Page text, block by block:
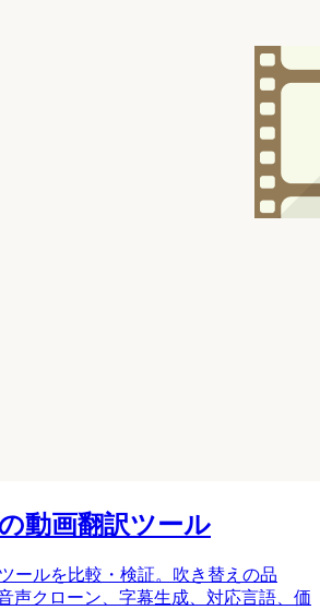
動画翻訳ツール
ールを比較・検証。吹き替えの品
声クローン、字幕生成、対応言語、価